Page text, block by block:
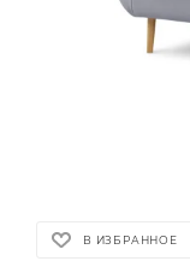
В ИЗБРАННОЕ